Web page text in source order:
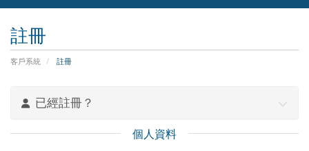
註冊
客戶系統 註冊
已經註冊？
個人資料